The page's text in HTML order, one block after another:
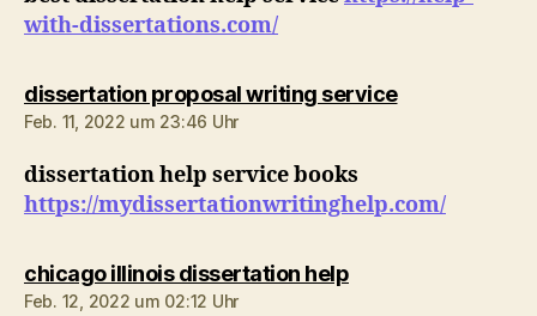
with-dissertations.com/
dissertation proposal writing servicesagt:
Feb. 11, 2022 um 23:46 Uhr
dissertation help service books
https://mydissertationwritinghelp.com/
chicago illinois dissertation helpsagt:
Feb. 12, 2022 um 02:12 Uhr